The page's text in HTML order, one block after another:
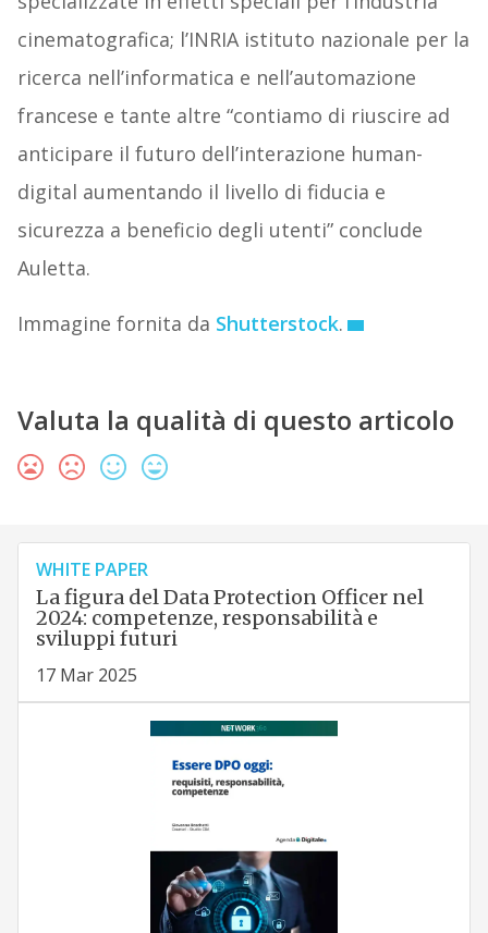
cinematografica; l’INRIA istituto nazionale per la
ricerca nell’informatica e nell’automazione
francese e tante altre “contiamo di riuscire ad
anticipare il futuro dell’interazione human-
digital aumentando il livello di fiducia e
sicurezza a beneficio degli utenti” conclude
Auletta.
Immagine fornita da Shutterstock.
Valuta la qualità di questo articolo
WHITE PAPER
La figura del Data Protection Officer nel
2024: competenze, responsabilità e
sviluppi futuri
17 Mar 2025